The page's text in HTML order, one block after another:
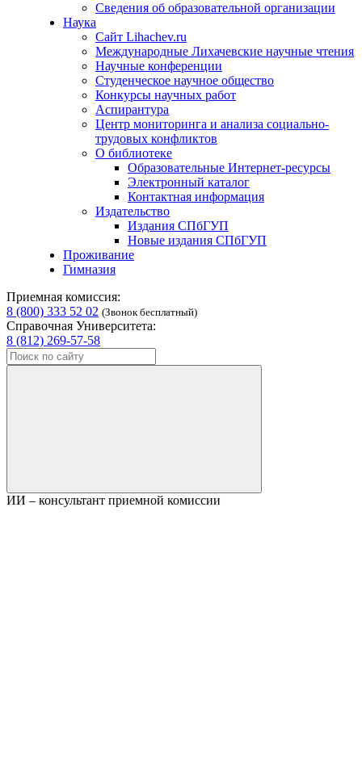
Сведения об образовательной организации
Наука
Сайт Lihachev.ru
Международные Лихачевские научные чтения
Научные конференции
Студенческое научное общество
Конкурсы научных работ
Аспирантура
Центр мониторинга и анализа социально-
трудовых конфликтов
О библиотеке
Образовательные Интернет-ресурсы
Электронный каталог
Контактная информация
Издательство
Издания СПбГУП
Новые издания СПбГУП
Проживание
Гимназия
Приемная комиссия:
8 (800) 333 52 02 (Звонок бесплатный)
Справочная Университета:
8 (812) 269-57-58
ИИ – консультант приемной комиссии